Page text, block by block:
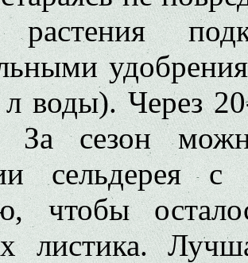
растения
воды). Через
За сезон
сельдерея с
чтобы
листика.